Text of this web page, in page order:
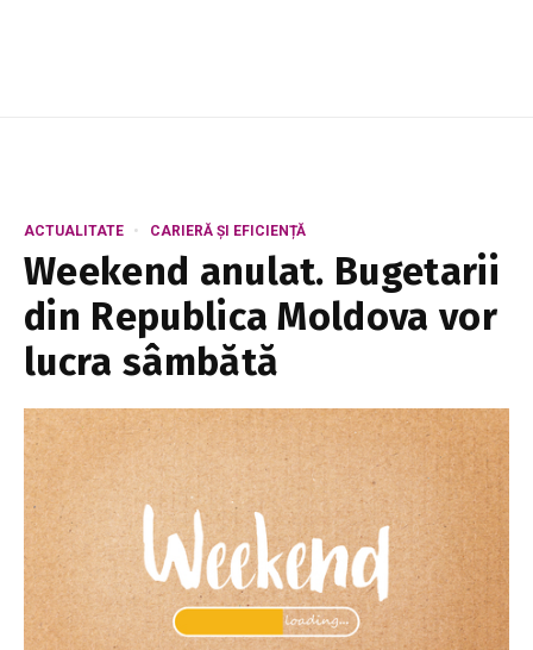
ACTUALITATE CARIERĂ ȘI EFICIENȚĂ
Weekend anulat. Bugetarii
din Republica Moldova vor
lucra sâmbătă